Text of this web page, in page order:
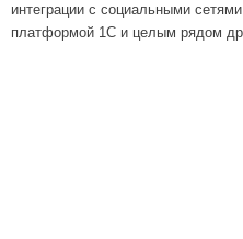
интеграции с социальными
платформой 1С и целым рядом